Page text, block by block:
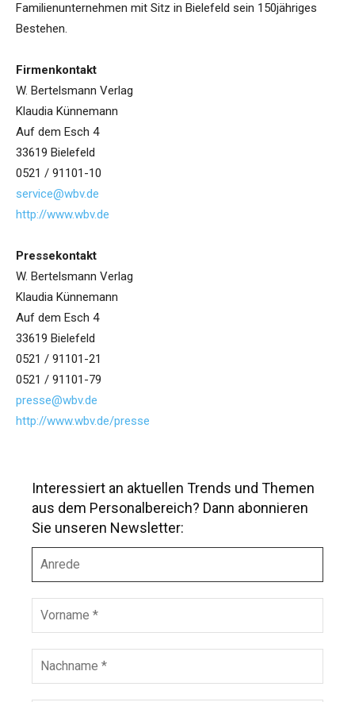
Familienunternehmen mit Sitz in Bielefeld sein 150jähriges
Bestehen.
Firmenkontakt
W. Bertelsmann Verlag
Klaudia Künnemann
Auf dem Esch 4
33619 Bielefeld
0521 / 91101-10
service@wbv.de
http://www.wbv.de
Pressekontakt
W. Bertelsmann Verlag
Klaudia Künnemann
Auf dem Esch 4
33619 Bielefeld
0521 / 91101-21
0521 / 91101-79
presse@wbv.de
http://www.wbv.de/presse
Interessiert an aktuellen Trends und Themen
aus dem Personalbereich? Dann abonnieren
Sie unseren Newsletter:
r
e
e
r
n
m
c